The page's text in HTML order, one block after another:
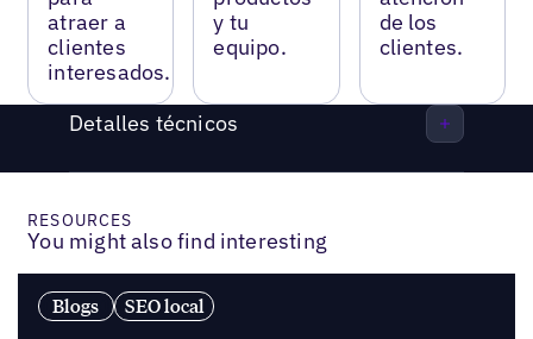
atraer a
clientes
interesados.
y tu
equipo.
de los
clientes.
Detalles técnicos
RESOURCES
You might also find interesting
Blogs SEO local